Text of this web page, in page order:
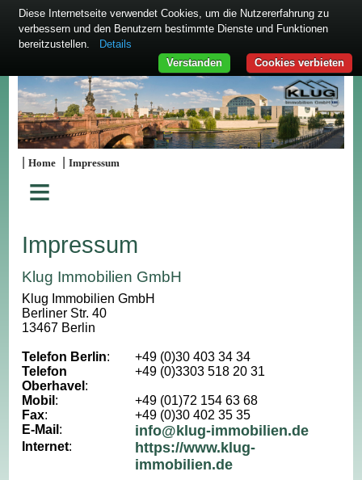
|Home |Impressum
≡
Impressum
Klug Immobilien GmbH
Klug Immobilien GmbH
Berliner Str. 40
13467 Berlin
Telefon Berlin:
+49 (0)30 403 34 34
Telefon
Oberhavel :
+49 (0)3303 518 20 31
Mobil :
+49 (01)72 154 63 68
Fax:
+49 (0)30 402 35 35
E-Mail : info@klug-immobilien.de
Internet:
https://www.klug-
immobilien.de
Diese Internetseite verwendet Cookies, um die Nutzererfahrung zu
verbessern und den Benutzern bestimmte Dienste und Funktionen
bereitzustellen.
Details
Cookies verbieten
Verstanden